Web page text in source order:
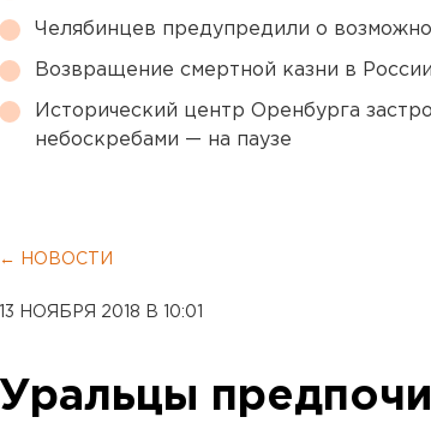
Челябинцев предупредили о
Возвращение смертной казни в
Исторический центр Оренбурга
небоскребами — на паузе
← НОВОСТИ
13 НОЯБРЯ 2018 В 10:01
Уральцы